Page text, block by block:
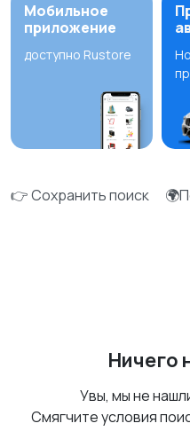
Мобильное
приложение
доступно Rustore
👉 Сохранить поиск
Ничего
Увы, мы не
Смягчите условия